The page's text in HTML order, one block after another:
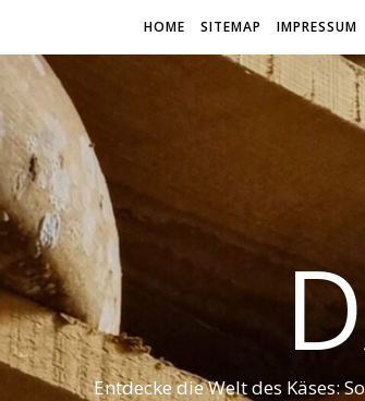
HOME SITEMAP IMPRESSUM
Entdecke die Welt des Käses: